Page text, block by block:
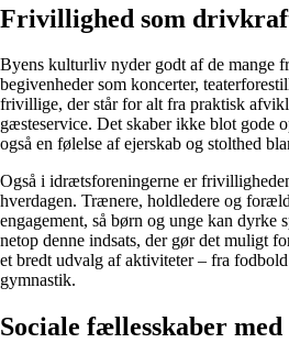
Frivillighed som
Byens kulturliv nyder godt af de mange
begivenheder som koncerter,
frivillige, der står for alt fra praktisk
gæsteservice. Det skaber ikke blot gode
også en følelse af ejerskab og stolthed
Også i idrætsforeningerne er
hverdagen. Trænere, holdledere og
engagement, så børn og unge kan dyrke
netop denne indsats, der gør det muligt
et bredt udvalg af aktiviteter – fra
gymnastik.
Sociale fællesskaber